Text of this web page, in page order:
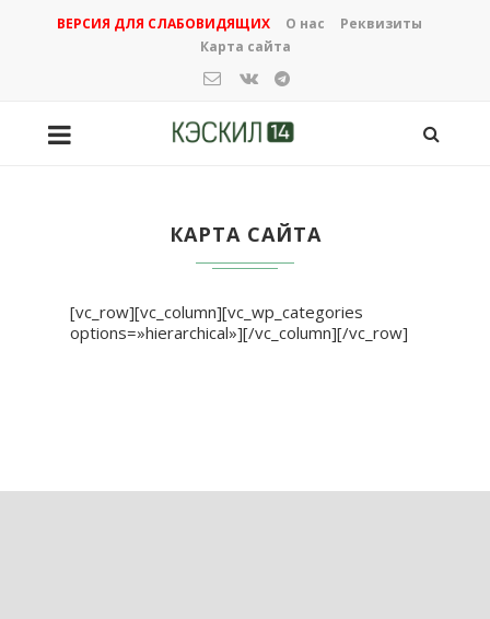
ВЕРСИЯ ДЛЯ СЛАБОВИДЯЩИХ О нас
Реквизиты
Карта сайта
КАРТА САЙТА
[vc_row][vc_column][vc_wp_categories
options=»hierarchical»][/vc_column][/vc_row]